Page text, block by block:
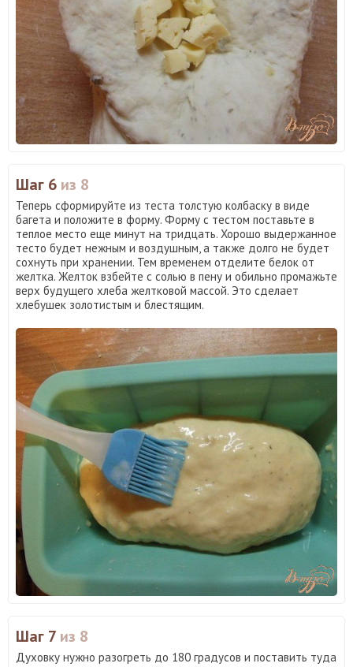
Шаг 6 из 8
Теперь сформируйте из теста толстую колбаску в виде
багета и положите в форму. Форму с тестом поставьте в
теплое место еще минут на тридцать. Хорошо выдержанное
тесто будет нежным и воздушным, а также долго не будет
сохнуть при хранении. Тем временем отделите белок от
желтка. Желток взбейте с солью в пену и обильно промажьте
верх будущего хлеба желтковой массой. Это сделает
хлебушек золотистым и блестящим.
Шаг 7 из 8
Духовку нужно разогреть до 180 градусов и поставить туда